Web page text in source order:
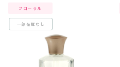
フローラル
一部在庫なし